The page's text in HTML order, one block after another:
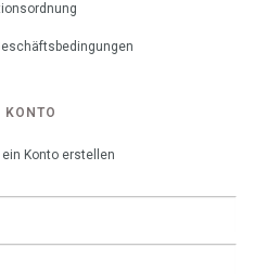
KONTO
Konto erstellen